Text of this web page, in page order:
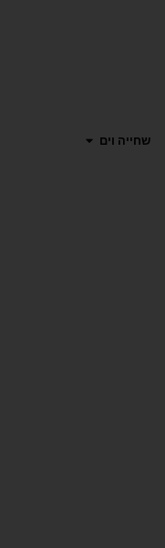
שחייה וים פתח שחייה וים